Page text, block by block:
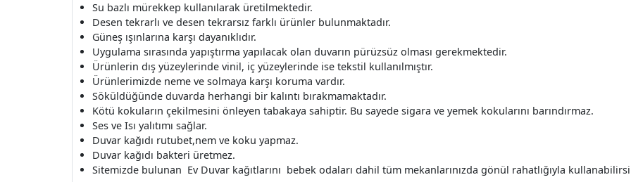
Su bazlı mürekkep kullanılarak üretilmektedir.
Desen tekrarlı ve desen tekrarsız farklı ürünler bulunmaktadır.
Güneş ışınlarına karşı dayanıklıdır.
Uygulama sırasında yapıştırma yapılacak olan duvarın pürüzsüz olması gerekmektedir.
Ürünlerin dış yüzeylerinde vinil, iç yüzeylerinde ise tekstil kullanılmıştır.
Ürünlerimizde neme ve solmaya karşı koruma vardır.
Söküldüğünde duvarda herhangi bir kalıntı bırakmamaktadır.
Kötü kokuların çekilmesini önleyen tabakaya sahiptir. Bu sayede sigara ve yemek kokularını barındırmaz.
Ses ve Isı yalıtımı sağlar.
Duvar kağıdı rutubet,nem ve koku yapmaz.
Duvar kağıdı bakteri üretmez.
Sitemizde bulunan Ev Duvar kağıtlarını bebek odaları dahil tüm mekanlarınızda gönül rahatlığıyla